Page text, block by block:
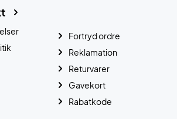
Fortryd ordre
Reklamation
Returvarer
Gavekort
Rabatkode